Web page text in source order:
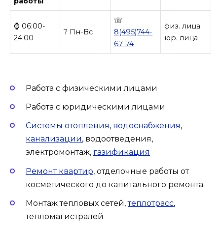
⌚ 06:00-
24:00
? Пн-Вс
☏
8(495)744-
67-74
физ. лица
юр. лица
Работа с физическими лицами
Работа с юридическими лицами
Системы отопления, водоснабжения,
канализации, водоотведения,
электромонтаж, газификация
Ремонт квартир, отделочные работы от
косметического до капитального ремонта
Монтаж тепловых сетей,теплотрасс,
тепломагистралей